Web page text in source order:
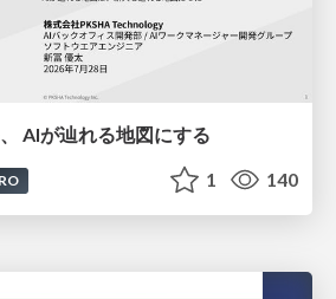
AIが辿れる地図にする
1 140